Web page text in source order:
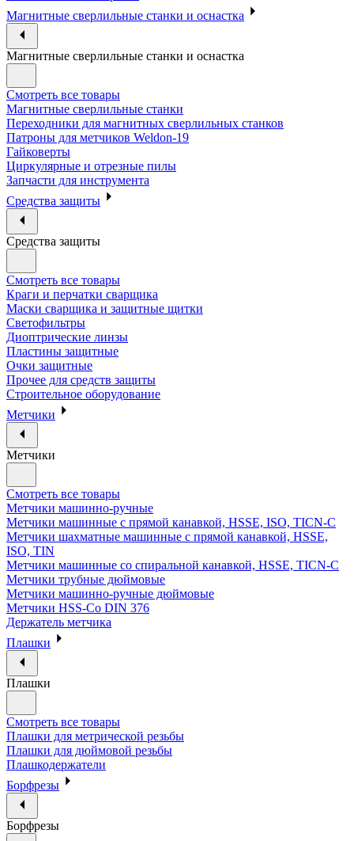
Магнитные сверлильные станки и оснастка
Магнитные сверлильные станки и оснастка
Смотреть все товары
Магнитные сверлильные станки
Переходники для магнитных сверлильных станков
Патроны для метчиков Weldon-19
Гайковерты
Циркулярные и отрезные пилы
Запчасти для инструмента
Средства защиты
Средства защиты
Смотреть все товары
Краги и перчатки сварщика
Маски сварщика и защитные щитки
Светофильтры
Диоптрические линзы
Пластины защитные
Очки защитные
Прочее для средств защиты
Строительное оборудование
Метчики
Метчики
Смотреть все товары
Метчики машинно-ручные
Метчики машинные с прямой канавкой, HSSE, ISO, TICN-C
Метчики шахматные машинные с прямой канавкой, HSSE,
ISO, TIN
Метчики машинные со спиральной канавкой, HSSE, TICN-C
Метчики трубные дюймовые
Метчики машинно-ручные дюймовые
Метчики HSS-Co DIN 376
Держатель метчика
Плашки
Плашки
Смотреть все товары
Плашки для метрической резьбы
Плашки для дюймовой резьбы
Плашкодержатели
Борфрезы
Борфрезы